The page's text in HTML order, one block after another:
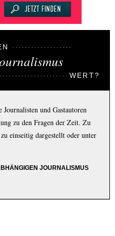
WERT?
und Gastautoren
zu den Fragen der Zeit. Zu
einseitig dargestellt oder unter
JOURNALISMUS